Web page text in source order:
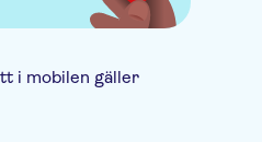
offers a feast for
prefer a more
a tour—it’s a
i mobilen gäller